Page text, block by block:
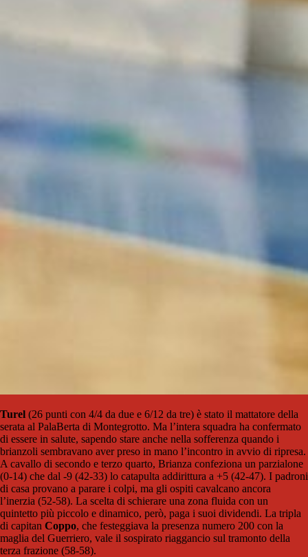
Turel (26 punti con 4/4 da due e 6/12 da tre) è stato il mattatore della
serata al PalaBerta di Montegrotto. Ma l’intera squadra ha confermato
di essere in salute, sapendo stare anche nella sofferenza quando i
brianzoli sembravano aver preso in mano l’incontro in avvio di ripresa.
A cavallo di secondo e terzo quarto, Brianza confeziona un parzialone
(0-14) che dal -9 (42-33) lo catapulta addirittura a +5 (42-47). I padroni
di casa provano a parare i colpi, ma gli ospiti cavalcano ancora
l’inerzia (52-58). La scelta di schierare una zona fluida con un
quintetto più piccolo e dinamico, però, paga i suoi dividendi. La tripla
di capitan Coppo, che festeggiava la presenza numero 200 con la
maglia del Guerriero, vale il sospirato riaggancio sul tramonto della
terza frazione (58-58).